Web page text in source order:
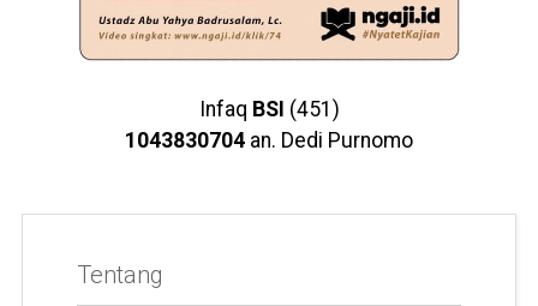
Infaq BSI (451)
1043830704 an. Dedi Purnomo
Tentang